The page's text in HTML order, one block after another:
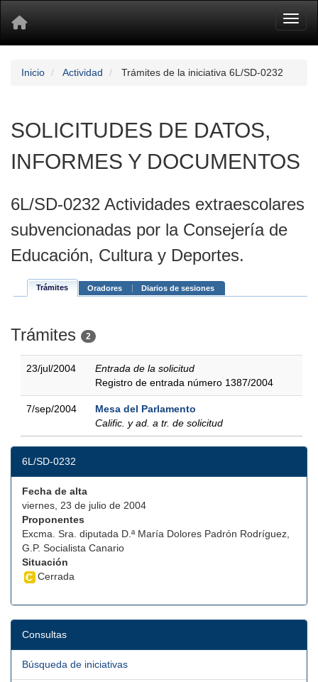
Inicio Actividad Trámites de la iniciativa 6L/SD-0232
SOLICITUDES DE DATOS,
INFORMES Y DOCUMENTOS
6L/SD-0232 Actividades extraescolares
subvencionadas por la Consejería de
Educación, Cultura y Deportes.
Trámites Oradores Diarios de sesiones
Trámites 2
23/jul/2004
Entrada de la solicitud
Registro de entrada número 1387/2004
7/sep/2004
Mesa del Parlamento
Calific. y ad. a tr. de solicitud
6L/SD-0232
Fecha de alta
viernes, 23 de julio de 2004
Proponentes
Excma. Sra. diputada D.ª María Dolores Padrón Rodríguez,
G.P. Socialista Canario
Situación
Cerrada
Consultas
Búsqueda de iniciativas